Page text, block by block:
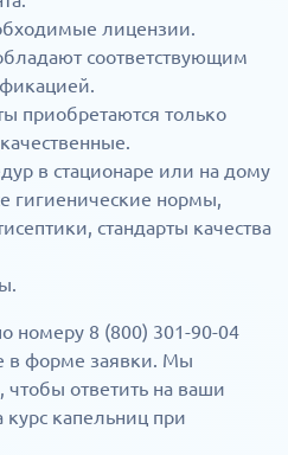
лицензии.
соответствующим
приобретаются только
в стационаре или на дому
гигиенические нормы,
стандарты качества
номеру 8 (800) 301-90-04
в форме заявки. Мы
ответить на ваши
курс капельниц при